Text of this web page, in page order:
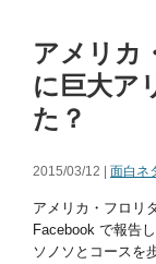
アメリカ
に巨大ア
た？
2015/03/12 | 面白ネ
アメリカ・フロリ
Facebook で報告
ソノソとコースを